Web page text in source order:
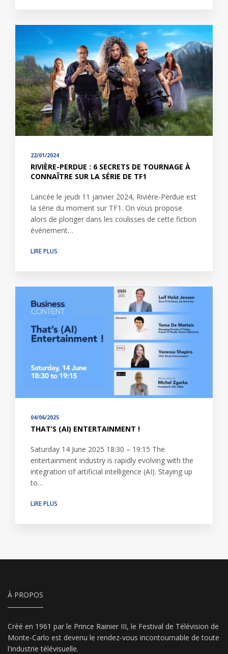
22/01/2024
RIVIÈRE-PERDUE : 6 SECRETS DE TOURNAGE À
CONNAÎTRE SUR LA SÉRIE DE TF1
Lancée le jeudi 11 janvier 2024, Rivière-Perdue est
la série du moment sur TF1. On vous propose
alors de plonger dans les coulisses de cette fiction
événement…
LIRE PLUS
04/06/2025
THAT’S (AI) ENTERTAINMENT !
Saturday 14 June 2025 18:30 – 19:15 The
entertainment industry is rapidly evolving with the
integration of artificial intelligence (AI). Staying up
to…
LIRE PLUS
À PROPOS
Créé en 1961 par le Prince Rainier III, le Festival de Télévision de
Monte-Carlo est devenu le rendez-vous incontournable de toute
l'industrie télévisuelle.